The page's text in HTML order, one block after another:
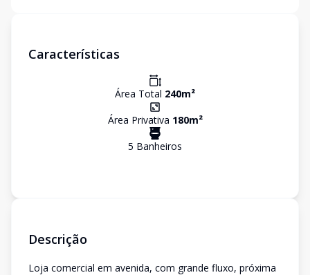
Características
Área Total 240m²
Área Privativa 180m²
5 Banheiros
Descrição
Loja comercial em avenida, com grande fluxo, próxima